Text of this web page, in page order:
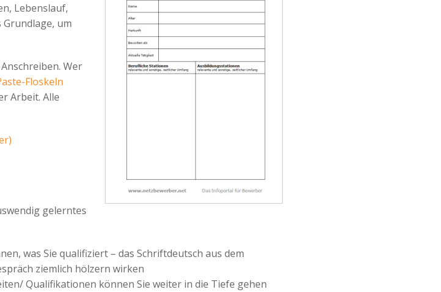
Lebenslauf,
um
Wer
Floskeln
Arbeit. Alle
gelerntes
was Sie qualifiziert – das Schriftdeutsch aus dem
ziemlich hölzern wirken
Qualifikationen können Sie weiter in die Tiefe gehen